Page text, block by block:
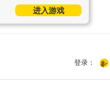
进入游戏
登录：